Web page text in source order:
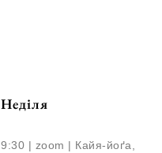
Неділя
9:30 | zoom | Кайя-йоґа,